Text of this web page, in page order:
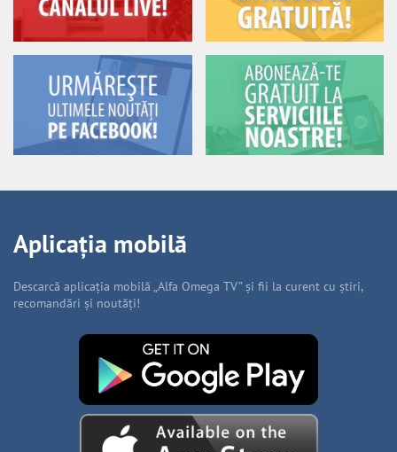
Aplicația mobilă
Descarcă aplicația mobilă „Alfa Omega TV” și fii la curent cu știri,
recomandări și noutăți!